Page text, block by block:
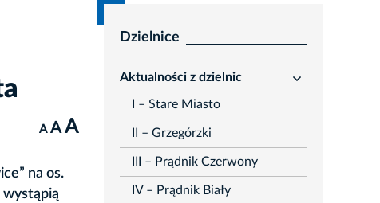
A A A
na os.
wystąpią
Dzielnice
Aktualności z dzielnic
rozwiń
I – Stare Miasto
II – Grzegórzki
III – Prądnik Czerwony
IV – Prądnik Biały